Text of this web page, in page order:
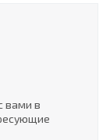
вами в